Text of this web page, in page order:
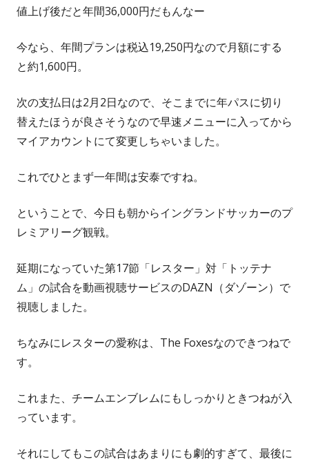
値上げ後だと年間36,000円だもんなー
今なら、年間プランは税込19,250円なので月額にする
と約1,600円。
次の支払日は2月2日なので、そこまでに年パスに切り
替えたほうが良さそうなので早速メニューに入ってから
マイアカウントにて変更しちゃいました。
これでひとまず一年間は安泰ですね。
ということで、今日も朝からイングランドサッカーのプ
レミアリーグ観戦。
延期になっていた第17節「レスター」対「トッテナ
ム」の試合を動画視聴サービスのDAZN（ダゾーン）で
視聴しました。
ちなみにレスターの愛称は、The Foxesなのできつねで
す。
これまた、チームエンブレムにもしっかりときつねが入
っています。
それにしてもこの試合はあまりにも劇的すぎて、最後に